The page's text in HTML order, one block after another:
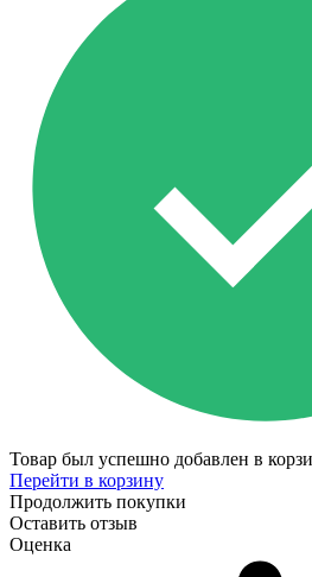
Товар был успешно добавлен в
Перейти в корзину
Продолжить покупки
Оставить отзыв
Оценка